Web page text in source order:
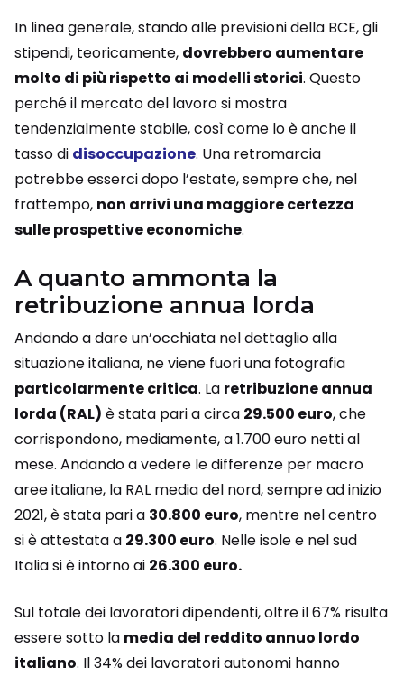
In linea generale, stando alle previsioni della BCE, gli
stipendi, teoricamente, dovrebbero aumentare
molto di più rispetto ai modelli storici. Questo
perché il mercato del lavoro si mostra
tendenzialmente stabile, così come lo è anche il
tasso di disoccupazione. Una retromarcia
potrebbe esserci dopo l’estate, sempre che, nel
frattempo, non arrivi una maggiore certezza
sulle prospettive economiche.
A quanto ammonta la
retribuzione annua lorda
Andando a dare un’occhiata nel dettaglio alla
situazione italiana, ne viene fuori una fotografia
particolarmente critica. La retribuzione annua
lorda (RAL) è stata pari a circa 29.500 euro, che
corrispondono, mediamente, a 1.700 euro netti al
mese. Andando a vedere le differenze per macro
aree italiane, la RAL media del nord, sempre ad inizio
2021, è stata pari a 30.800 euro, mentre nel centro
si è attestata a 29.300 euro. Nelle isole e nel sud
Italia si è intorno ai 26.300 euro.
Sul totale dei lavoratori dipendenti, oltre il 67% risulta
essere sotto la media del reddito annuo lordo
italiano. Il 34% dei lavoratori autonomi hanno